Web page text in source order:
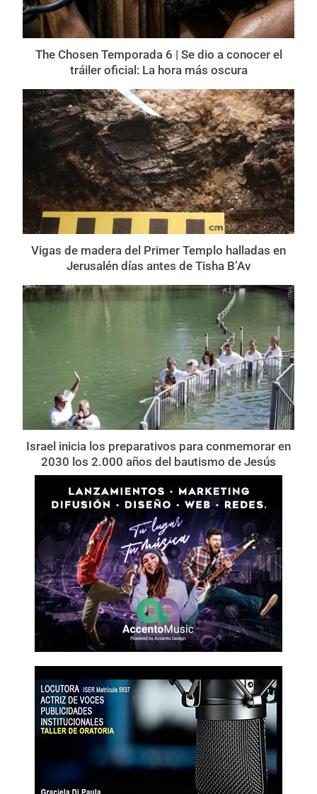
The Chosen Temporada 6 | Se dio a conocer el
tráiler oficial: La hora más oscura
Vigas de madera del Primer Templo halladas en
Jerusalén días antes de Tisha B’Av
Israel inicia los preparativos para conmemorar en
2030 los 2.000 años del bautismo de Jesús